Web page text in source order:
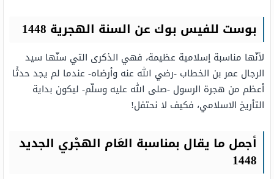
بوست للفيس بوك عن السنة الهجرية 1448
لأنّها مناسبة إسلامية عظيمة، فهي الذكرى التي سنّها سيد
الرجال عمر بن الخطاب -رضي الله عنه وأرضاه- عندما لم يجد حدثًا
أعظم من هجرة الرسول -صلى الله عليه وسلّم- ليكون بداية
التأريخ الاسلامي، فكيف لا نحتفل!
أجمل ما يقال بمناسبة العَام الهجْري الجديد
1448